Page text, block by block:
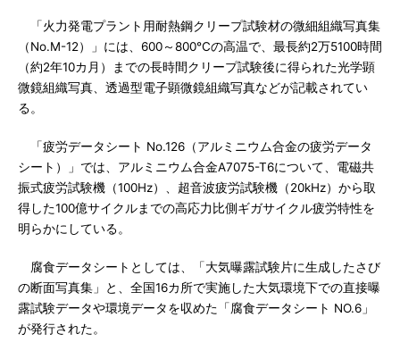
「火力発電プラント用耐熱鋼クリープ試験材の微細組織写真集
（No.M-12）」には、600～800℃の高温で、最長約2万5100時間
（約2年10カ月）までの長時間クリープ試験後に得られた光学顕
微鏡組織写真、透過型電子顕微鏡組織写真などが記載されてい
る。
「疲労データシート No.126（アルミニウム合金の疲労データ
シート）」では、アルミニウム合金A7075-T6について、電磁共
振式疲労試験機（100Hz）、超音波疲労試験機（20kHz）から取
得した100億サイクルまでの高応力比側ギガサイクル疲労特性を
明らかにしている。
腐食データシートとしては、「大気曝露試験片に生成したさび
の断面写真集」と、全国16カ所で実施した大気環境下での直接曝
露試験データや環境データを収めた「腐食データシート NO.6」
が発行された。